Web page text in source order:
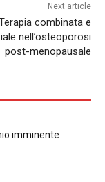
Next article
combinata e
nell’osteoporosi
post-menopausale
imminente